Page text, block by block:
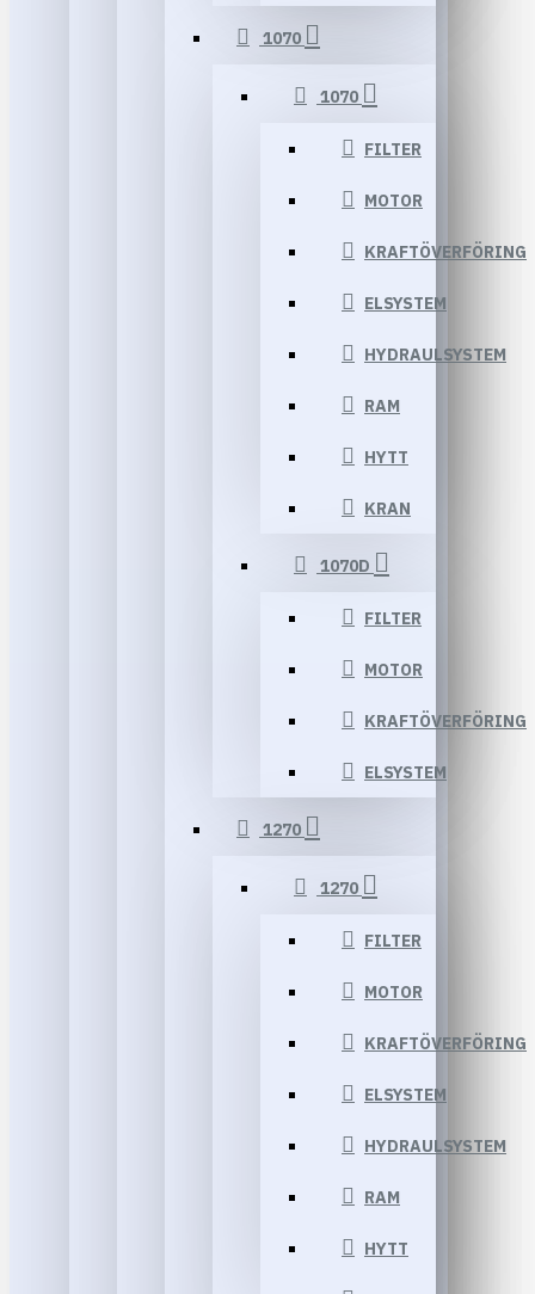
1070
1070
FILTER
MOTOR
KRAFTÖVERFÖRING
ELSYSTEM
HYDRAULSYSTEM
RAM
HYTT
KRAN
1070D
FILTER
MOTOR
KRAFTÖVERFÖRING
ELSYSTEM
1270
1270
FILTER
MOTOR
KRAFTÖVERFÖRING
ELSYSTEM
HYDRAULSYSTEM
RAM
HYTT